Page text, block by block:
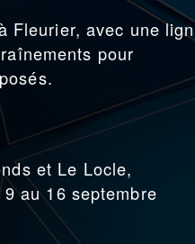
Fleurier, avec une
pour
et Le Locle,
au 16 septembre